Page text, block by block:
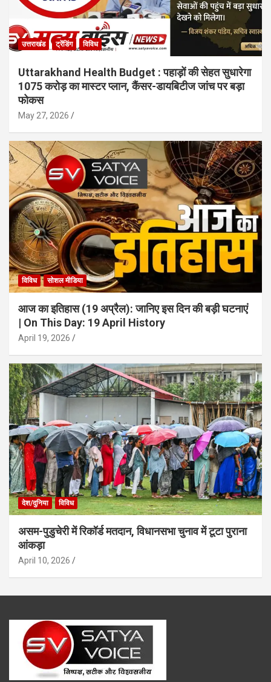
उत्तराखंड ट्रेंडिंग विविध
Uttarakhand Health Budget : पहाड़ों की सेहत सुधारेगा
1075 करोड़ का मास्टर प्लान, कैंसर-डायबिटीज जांच पर बड़ा
फोकस
May 27, 2026
विविध सोशल मीडिया
आज का इतिहास (19 अप्रैल): जानिए इस दिन की बड़ी घटनाएं
| On This Day: 19 April History
April 19, 2026
देश/दुनिया विविध
असम-पुडुचेरी में रिकॉर्ड मतदान, विधानसभा चुनाव में टूटा पुराना
आंकड़ा
April 10, 2026